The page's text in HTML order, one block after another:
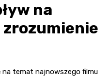
na
zrozumienie
na temat najnowszego filmu